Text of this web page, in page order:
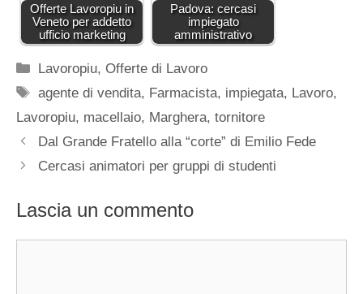
Offerte Lavoropiu in
Veneto per addetto
ufficio marketing
Padova: cercasi
impiegato
amministrativo
Categorie
Lavoropiu,Offerte di Lavoro
Tag
agente di vendita, Farmacista, impiegata, Lavoro,
Lavoropiu, macellaio, Marghera, tornitore
Dal Grande Fratello alla “corte” di Emilio Fede
Cercasi animatori per gruppi di studenti
Lascia un commento